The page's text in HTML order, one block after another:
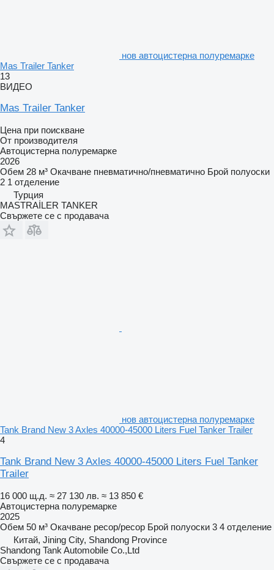
нов автоцистерна полуремарке
Mas Trailer Tanker
13
ВИДЕО
Mas Trailer Tanker
Цена при поискване
От производителя
Автоцистерна полуремарке
2026
Обем 28 м³ Окачване пневматично/пневматично Брой полуоски
2 1 отделение
Турция
MASTRAİLER TANKER
Свържете се с продавача
нов автоцистерна полуремарке
Tank Brand New 3 Axles 40000-45000 Liters Fuel Tanker Trailer
4
Tank Brand New 3 Axles 40000-45000 Liters Fuel Tanker
Trailer
16 000 щ.д. ≈ 27 130 лв. ≈ 13 850 €
Автоцистерна полуремарке
2025
Обем 50 м³ Окачване ресор/ресор Брой полуоски 3 4 отделение
Китай, Jining City, Shandong Province
Shandong Tank Automobile Co.,Ltd
Свържете се с продавача